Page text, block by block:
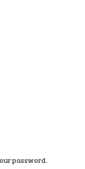
password.